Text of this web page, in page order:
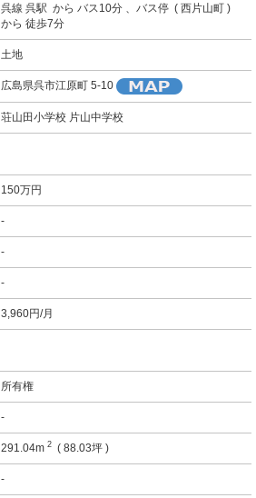
呉線 呉駅 から バス10分 、バス停 ( 西片山町 )
から 徒歩7分
土地
広島県呉市江原町 5-10
荘山田小学校 片山中学校
150万円
-
-
-
3,960円/月
所有権
-
291.04m2 ( 88.03坪 )
-